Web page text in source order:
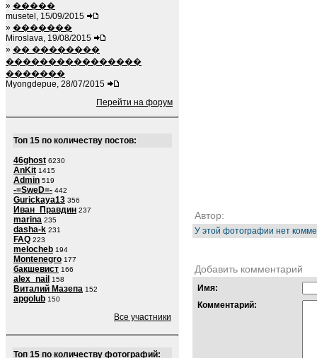
» �����
musetel, 15/09/2015
» �������
Miroslava, 19/08/2015
» �� ��������
����������������
�������
Myongdepue, 28/07/2015
Перейти на форум
Топ 15 по количеству постов:
46ghost 6230
AnKit 1415
Admin 519
-=SweD=- 442
Gurickaya13 356
Иван_Правдин 237
marina 235
dasha-k 231
FAQ 223
melocheb 194
Montenegro 177
бакшевист 166
alex_nail 158
Виталий Мазепа 152
apgolub 150
Все участники
Топ 15 по количеству фотографий:
Автор:
У этой фотографии нет
Добавить комментарий
Имя:
Комментарий: